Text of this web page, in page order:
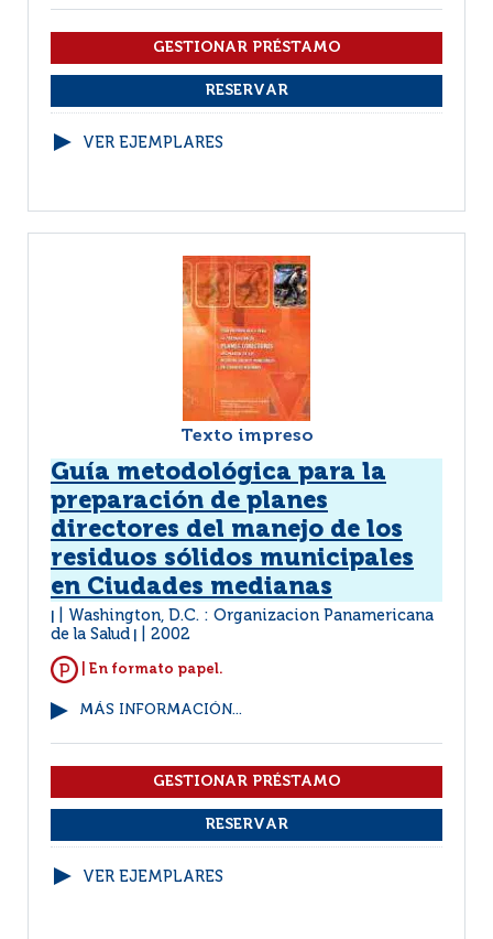
VER EJEMPLARES
Texto impreso
Guía metodológica para la
preparación de planes
directores del manejo de los
residuos sólidos municipales
en Ciudades medianas
Washington, D.C. : Organizacion Panamericana
de la Salud
2002
| En formato papel.
MÁS INFORMACIÓN...
VER EJEMPLARES